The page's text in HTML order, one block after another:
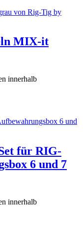
MIX-it
innerhalb
für RIG-
6 und 7
innerhalb